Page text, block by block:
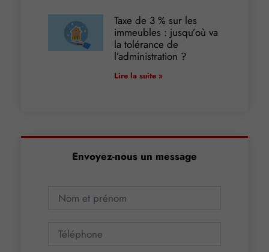
Taxe de 3 % sur les
immeubles : jusqu’où va
la tolérance de
l’administration ?
Lire la suite »
Envoyez-nous un message